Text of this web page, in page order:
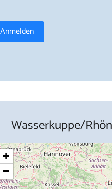
Anmelden
Wasserkuppe/Rhön
+
−